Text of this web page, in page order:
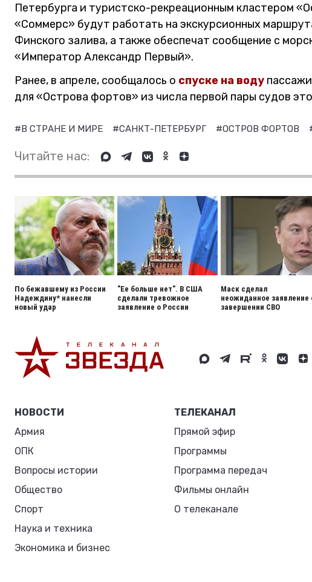
Петербурга и туристско-рекреационным кластером
«Соммерс» будут работать на экскурсионных
Финского залива, а также обеспечат сообщение с
«Император Александр Первый».
Ранее, в апреле, сообщалось о спуске на воду
для «Острова фортов» из числа первой пары судов
#В СТРАНЕ И МИРЕ #САНКТ-ПЕТЕРБУРГ #ОСТРОВ ФОРТОВ
Читайте нас:
По бежавшему из России
Надеждину* нанесли
новый удар
"Ее больше нет". В США
сделали тревожное
заявление о России
Маск сделал
неожиданное заявление
завершении СВО
НОВОСТИ
Армия
ОПК
Вопросы истории
Общество
Спорт
Наука и техника
Экономика и бизнес
ТЕЛЕКАНАЛ
Прямой эфир
Программы
Программа передач
Фильмы онлайн
О телеканале